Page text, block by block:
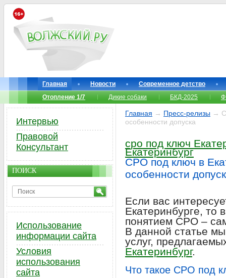
Главная Новости
Современное детство
Отопление 1/7
Дикие собаки БКД-2025
Главная → Пресс-релизы →
особенности допуска
сро под ключ
Екатеринбург
СРО под ключ в
особенности
Если вас
Екатеринбурге, то
понятием СРО –
В данной статье
услуг,
Екатеринбург.
Что такое СРО под
Интервью
Правовой
Консультант
ПОИСК
Использование
информации сайта
Условия
использования
сайта